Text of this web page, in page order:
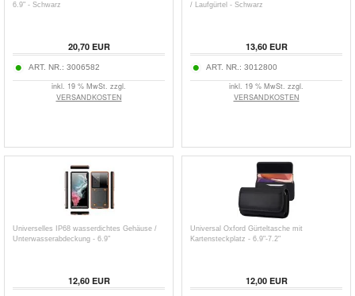
6.9" - Schwarz
20,70EUR
ART. NR.: 3006582
inkl. 19 % MwSt. zzgl.
VERSANDKOSTEN
/ Laufgürtel - Schwarz
13,60EUR
ART. NR.: 3012800
inkl. 19 % MwSt. zzgl.
VERSANDKOSTEN
Universelles IP68 wasserdichtes Gehäuse /
Unterwasserabdeckung - 6.9"
12,60EUR
Universal Oxford Gürteltasche mit
Kartensteckplatz - 6.9"-7.2"
12,00EUR